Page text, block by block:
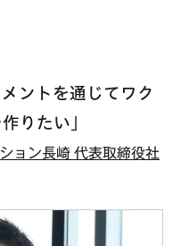
ントを通じてワク
りたい」
ョン長崎 代表取締役社